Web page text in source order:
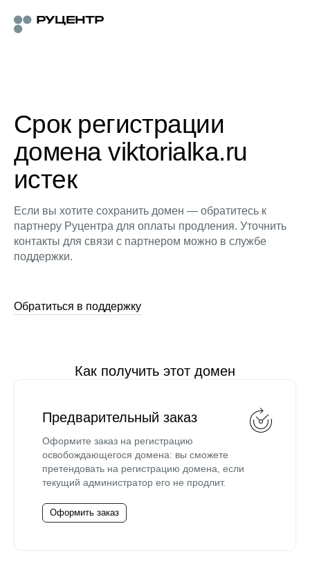
Срок регистрации
домена viktorialka.ru
истек
Если вы хотите сохранить домен — обратитесь к
партнеру Руцентра для оплаты продления. Уточнить
контакты для связи с партнером можно в службе
поддержки.
Обратиться в поддержку
Как получить этот домен
Предварительный заказ
Оформите заказ на регистрацию
освобождающегося домена: вы сможете
претендовать на регистрацию домена, если
текущий администратор его не продлит.
Оформить заказ